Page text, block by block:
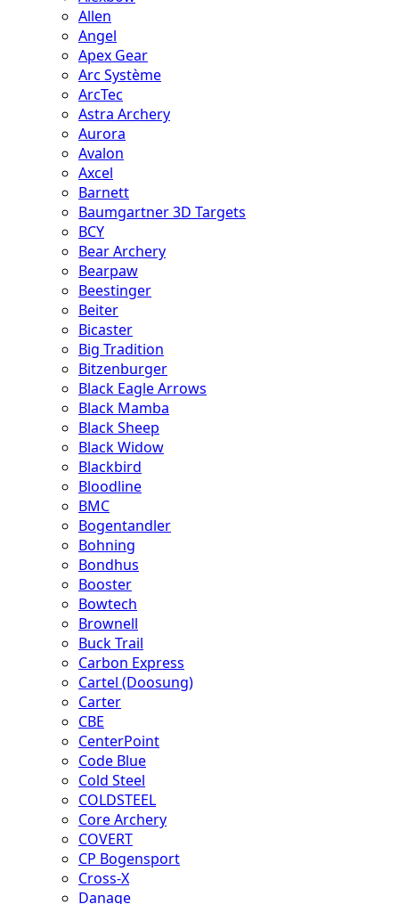
Allen
Angel
Apex Gear
Arc Système
ArcTec
Astra Archery
Aurora
Avalon
Axcel
Barnett
Baumgartner 3D Targets
BCY
Bear Archery
Bearpaw
Beestinger
Beiter
Bicaster
Big Tradition
Bitzenburger
Black Eagle Arrows
Black Mamba
Black Sheep
Black Widow
Blackbird
Bloodline
BMC
Bogentandler
Bohning
Bondhus
Booster
Bowtech
Brownell
Buck Trail
Carbon Express
Cartel (Doosung)
Carter
CBE
CenterPoint
Code Blue
Cold Steel
COLDSTEEL
Core Archery
COVERT
CP Bogensport
Cross-X
Danage